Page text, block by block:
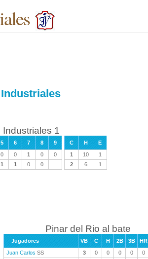
Industriales 1
5 6 7 8 9 C H
E
0 0 1 0 0 1 10
1
1 1 0 0 2 6 1
Pinar del Rio al bate
Jugadores VB C H 2B 3B HR
Juan Carlos SS 3 0 0 0 0 0